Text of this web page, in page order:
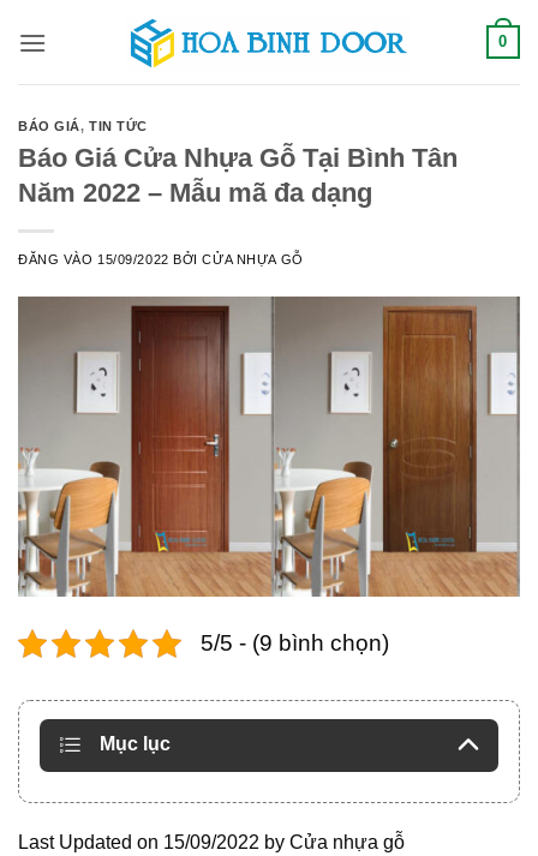
qua
0
BÁO GIÁ,TIN TỨC
Báo Giá Cửa Nhựa Gỗ Tại Bình Tân
Năm 2022 – Mẫu mã đa dạng
ĐĂNG VÀO 15/09/2022 BỞICỬA NHỰA GỖ
5/5 - (9 bình chọn)
Mục lục
Last Updated on 15/09/2022 by Cửa nhựa gỗ